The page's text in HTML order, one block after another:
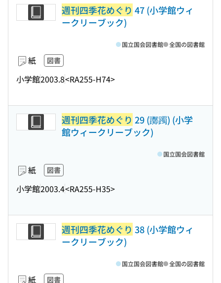
週刊四季花めぐり 47 (小学館ウィ
ークリーブック)
紙 図書
小学館2003.8<RA255-H74>
国立国会図書館 全国の図書館
週刊四季花めぐり 29 (躑躅) (小学
館ウィークリーブック)
紙 図書
小学館2003.4<RA255-H35>
国立国会図書館
週刊四季花めぐり 38 (小学館ウィ
ークリーブック)
紙 図書
国立国会図書館 全国の図書館